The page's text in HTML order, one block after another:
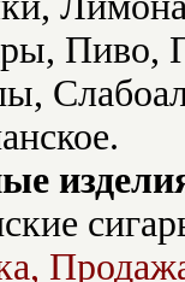
Пиво,